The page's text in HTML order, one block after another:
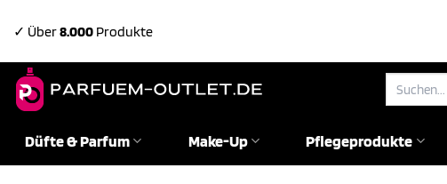
Inhalt
springen
✓ Über8.000 Produkte
Suchen
Düfte & Parfum Make-Up Pflegeprodukte